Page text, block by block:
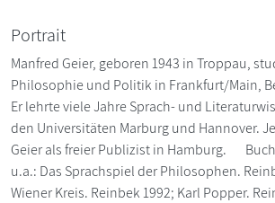
Portrait
Manfred Geier, geboren 1943 in Troppau,
Philosophie und Politik in Frankfurt/Main,
Er lehrte viele Jahre Sprach- und
den Universitäten Marburg und Hannover.
Geier als freier Publizist in Hamburg.
u.a.: Das Sprachspiel der Philosophen.
Wiener Kreis. Reinbek 1992; Karl Popper.